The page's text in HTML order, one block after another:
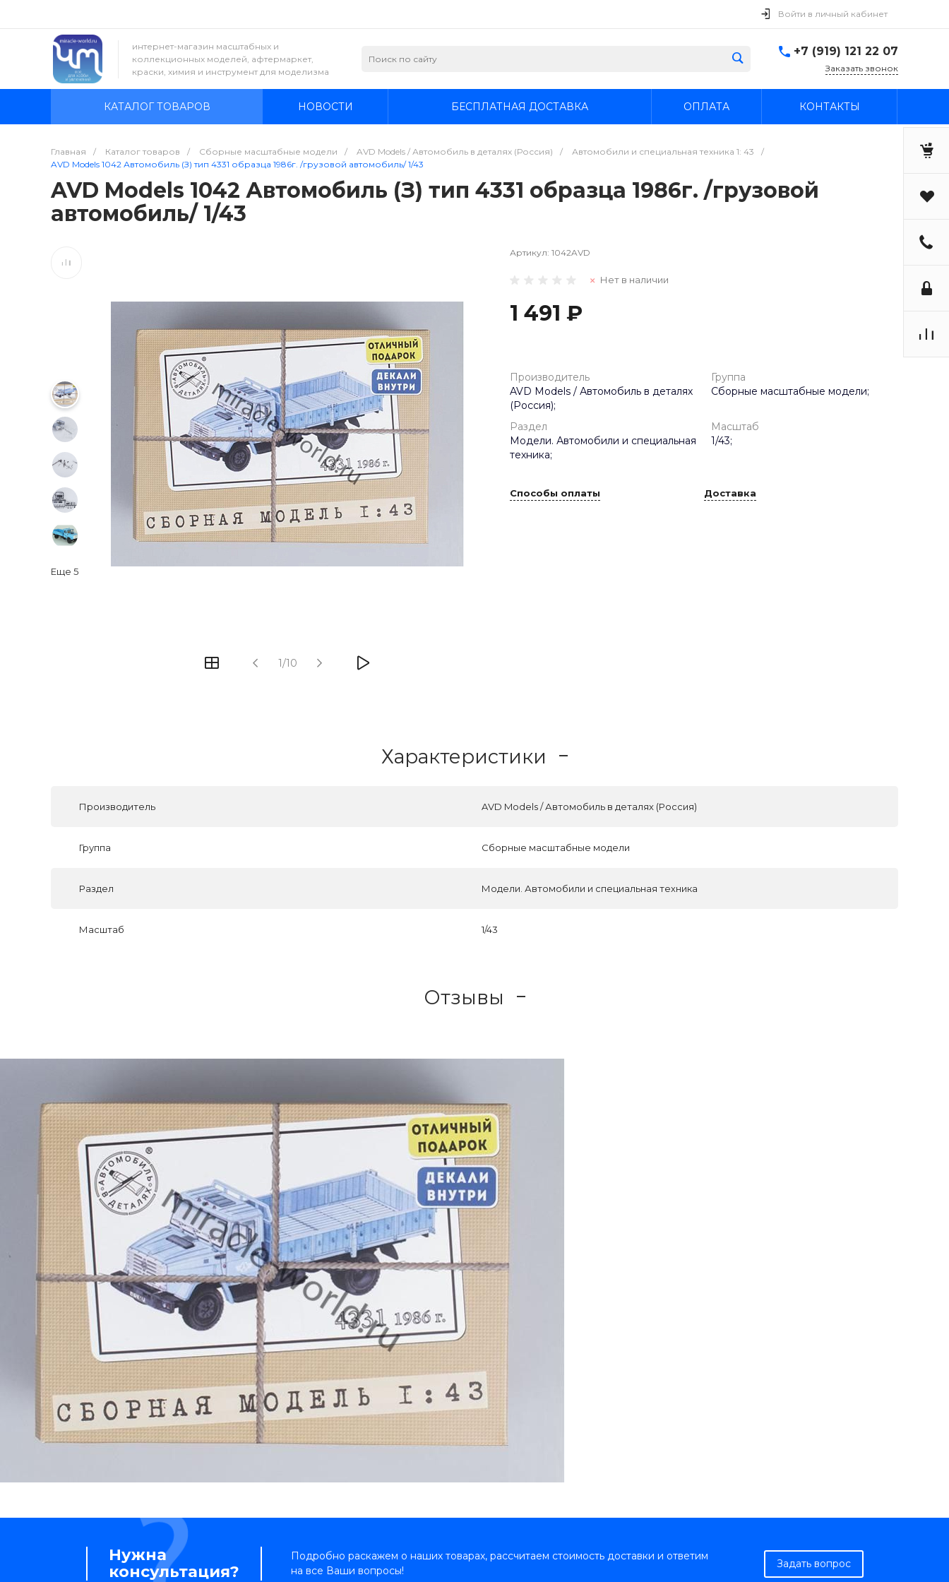
Войти в личный кабинет
интернет-магазин масштабных и
коллекционных моделей, афтермаркет,
краски, химия и инструмент для моделизма
+7 (919) 121 22 07
Заказать звонок
КАТАЛОГ ТОВАРОВ НОВОСТИ БЕСПЛАТНАЯ ДОСТАВКА ОПЛАТА КОНТАКТЫ
Главная / Каталог товаров / Сборные масштабные модели / AVD Models / Автомобиль в деталях (Россия) / Автомобили и специальная техника 1: 43
/
AVD Models 1042 Автомобиль (З) тип 4331 образца 1986г. /грузовой автомобиль/ 1/43
AVD Models 1042 Автомобиль (З) тип 4331 образца 1986г. /грузовой
автомобиль/ 1/43
Еще 5
1/10
Артикул: 1042AVD
Нет в наличии
1 491 ₽
Производитель
AVD Models / Автомобиль в деталях
(Россия);
Группа
Сборные масштабные модели;
Раздел
Модели. Автомобили и специальная
техника;
Масштаб
1/43;
Способы оплаты Доставка
Характеристики
Производитель AVD Models / Автомобиль в деталях (Россия)
Группа Сборные масштабные модели
Раздел Модели. Автомобили и специальная техника
Масштаб 1/43
Отзывы
Нужна
консультация?
Подробно раскажем о наших товарах, рассчитаем стоимость доставки и ответим
на все Ваши вопросы!
Задать вопрос